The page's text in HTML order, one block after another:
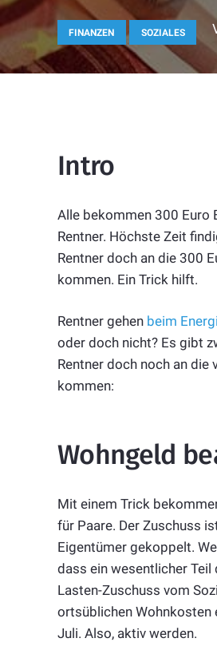
FINANZEN SOZIALES
Intro
Alle bekommen 300 Euro
Rentner. Höchste Zeit
Rentner doch an die 300
kommen. Ein Trick hilft.
Rentner gehen beim
oder doch nicht? Es gibt
Rentner doch noch an die
kommen:
Wohngeld
Mit einem Trick
für Paare. Der Zuschuss
Eigentümer gekoppelt.
dass ein wesentlicher
Lasten-Zuschuss vom
ortsüblichen Wohnkosten
Juli. Also, aktiv werden.